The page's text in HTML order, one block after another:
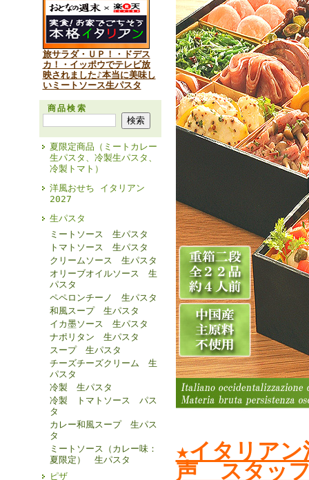
旅サラダ・ＵＰ！・ドデス
カ！・イッポウでテレビ放
映されました♪本当に美味し
いミートソース生パスタ
商品検索
夏限定商品（ミートカレー
生パスタ、冷製生パスタ、
冷製トマト）
洋風おせち イタリアン
2027
生パスタ
ミートソース 生パスタ
トマトソース 生パスタ
クリームソース 生パスタ
オリーブオイルソース 生
パスタ
ペペロンチーノ 生パスタ
和風スープ 生パスタ
イカ墨ソース 生パスタ
ナポリタン 生パスタ
スープ 生パスタ
チーズチーズクリーム 生
パスタ
冷製 生パスタ
冷製 トマトソース パス
タ
カレー和風スープ 生パス
タ
ミートソース（カレー味：
夏限定） 生パスタ
ピザ
★イタリア
声 スタッ